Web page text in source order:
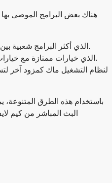
OBS Studio الذي أكثر البرامج شعبية بين المستخدمين.
Camtasia الذي خيارات ممتازة مع خيارات تخصيص جيدة.
باستخدام هذه الطرق
البث المباشر من كيم